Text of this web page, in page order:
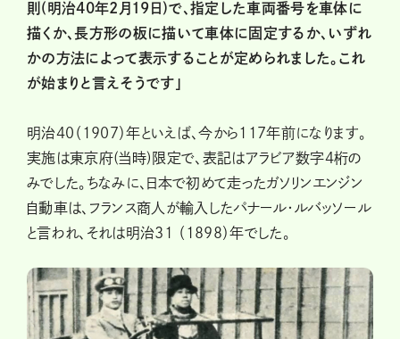
則(明治40年2月19日)で、指定した車両番号を車体に
描くか、長方形の板に描いて車体に固定するか、いずれ
かの方法によって表示することが定められました。これ
が始まりと言えそうです」
明治40（1907）年といえば、今から117年前になります。
実施は東京府(当時)限定で、表記はアラビア数字4桁の
みでした。ちなみに、日本で初めて走ったガソリンエンジン
自動車は、フランス商人が輸入したパナール・ルバッソール
と言われ、それは明治31 （1898）年でした。